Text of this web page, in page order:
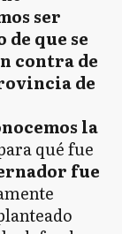
ser
que se
contra de
de
la
qué fue
fue